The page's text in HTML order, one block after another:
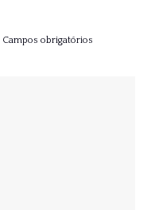
Campos obrigatórios